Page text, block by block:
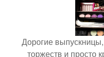
Дорогие
торжеств и просто